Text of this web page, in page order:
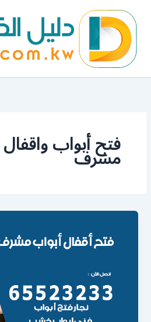
المحتوى
فتح أبواب
مشرف